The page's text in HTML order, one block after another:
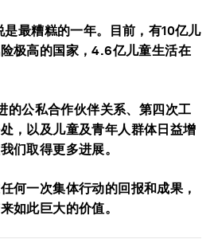
最糟糕的一年。目前，有10亿儿
极高的国家，4.6亿儿童生活在
的公私合作伙伴关系、第四次工
，以及儿童及青年人群体日益增
们取得更多进展。
何一次集体行动的回报和成果，
如此巨大的价值。